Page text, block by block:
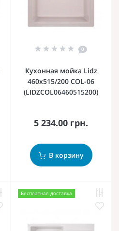
0
Кухонная мойка Lidz
460х515/200 COL-06
(LIDZCOL06460515200)
5 234.00 грн.
В корзину
Бесплатная доставка